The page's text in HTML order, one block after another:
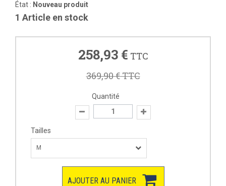
État : Nouveau produit
1 Article en stock
258,93 € TTC
369,90 €TTC
Quantité
Tailles
M
AJOUTER AU PANIER